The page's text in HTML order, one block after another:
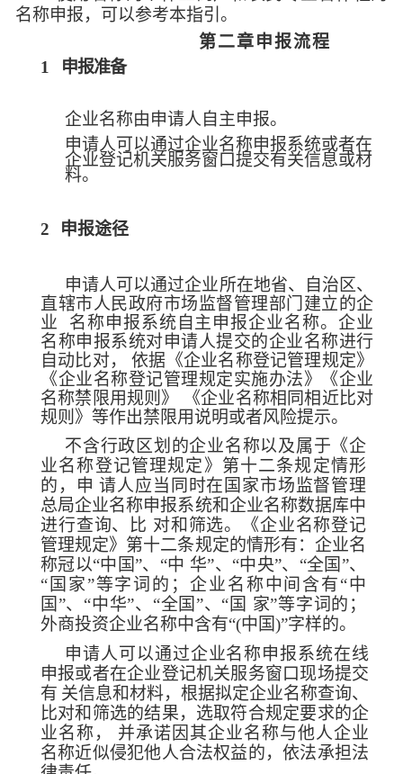
名称申报，可以参考本指引。
第二章申报流程
1
申报准备
企业名称由申请人自主申报。
申请人可以通过企业名称申报系统或者在
企业登记机关服务窗口提交有关信息或材
料。
2 申报途径
申请人可以通过企业所在地省、自治区、
直辖市人民政府市场监督管理部门建立的企
业
名称申报系统自主申报企业名称。企业
名称申报系统对申请人提交的企业名称进行
自动比对，
依据《企业名称登记管理规定》
《企业名称登记管理规定实施办法》《企业
名称禁限用规则》
《企业名称相同相近比对
规则》等作出禁限用说明或者风险提示。
不含行政区划的企业名称以及属于《企
业名称登记管理规定》第十二条规定情形
的，申 请人应当同时在国家市场监督管理
总局企业名称申报系统和企业名称数据库中
进行查询、比 对和筛选。《企业名称登记
管理规定》第十二条规定的情形有：企业名
称冠以“中国”、“中 华”、“中央”、“全国”、
“国家”等字词的；企业名称中间含有“中
国”、“中华”、“全国”、“国 家”等字词的；
外商投资企业名称中含有“(中国)”字样的。
申请人可以通过企业名称申报系统在线
申报或者在企业登记机关服务窗口现场提交
有 关信息和材料，根据拟定企业名称查询、
比对和筛选的结果，选取符合规定要求的企
业名称，
并承诺因其企业名称与他人企业
名称近似侵犯他人合法权益的，依法承担法